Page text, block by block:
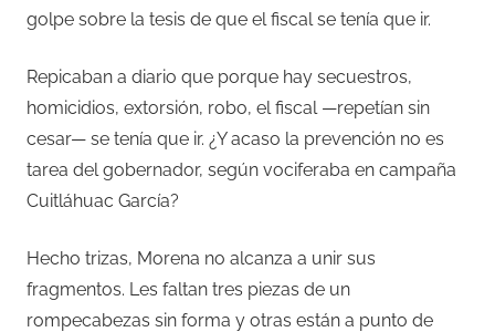
golpe sobre la tesis de que el fiscal se tenía que ir.
Repicaban a diario que porque hay secuestros,
homicidios, extorsión, robo, el fiscal —repetían sin
cesar— se tenía que ir. ¿Y acaso la prevención no es
tarea del gobernador, según vociferaba en campaña
Cuitláhuac García?
Hecho trizas, Morena no alcanza a unir sus
fragmentos. Les faltan tres piezas de un
rompecabezas sin forma y otras están a punto de